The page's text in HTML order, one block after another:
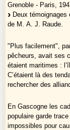
"provençal alpin" ?
empoisonnée (les
n’est pas tout.
La société telle
d’appartenance.
superflues. Dans le
sans être déraciné,
désinstallé.
Grenoble - Paris,
Deux
de M. A. J. Raude.
"Plus facilement",
pêcheurs, avait ses
étaient maritimes :
C’étaient là des
rechercher des
En Gascogne les
populaire garde
impossibles pour